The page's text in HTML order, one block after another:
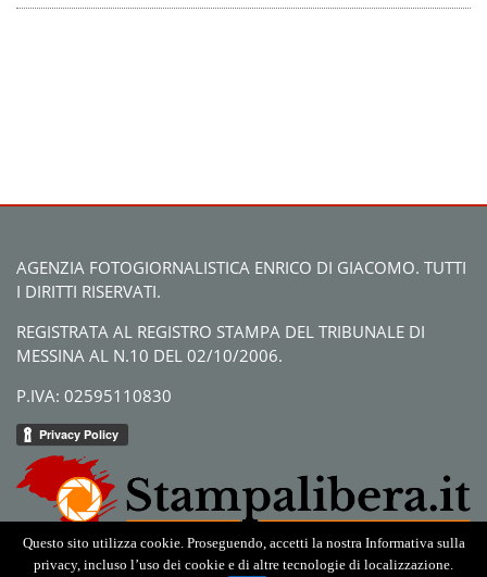
AGENZIA FOTOGIORNALISTICA ENRICO DI GIACOMO. TUTTI
I DIRITTI RISERVATI.
REGISTRATA AL REGISTRO STAMPA DEL TRIBUNALE DI
MESSINA AL N.10 DEL 02/10/2006.
P.IVA: 02595110830
Questo sito utilizza cookie. Proseguendo, accetti la nostra Informativa sulla
privacy, incluso l’uso dei cookie e di altre tecnologie di localizzazione.